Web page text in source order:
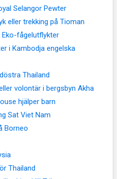
Selangor Pewter
eller trekking på Tioman
Eko-fågelutflykter
i Kambodja engelska
Thailand
volontär i bergsbyn Akha
hjälper barn
Sat Viet Nam
Borneo
Thailand